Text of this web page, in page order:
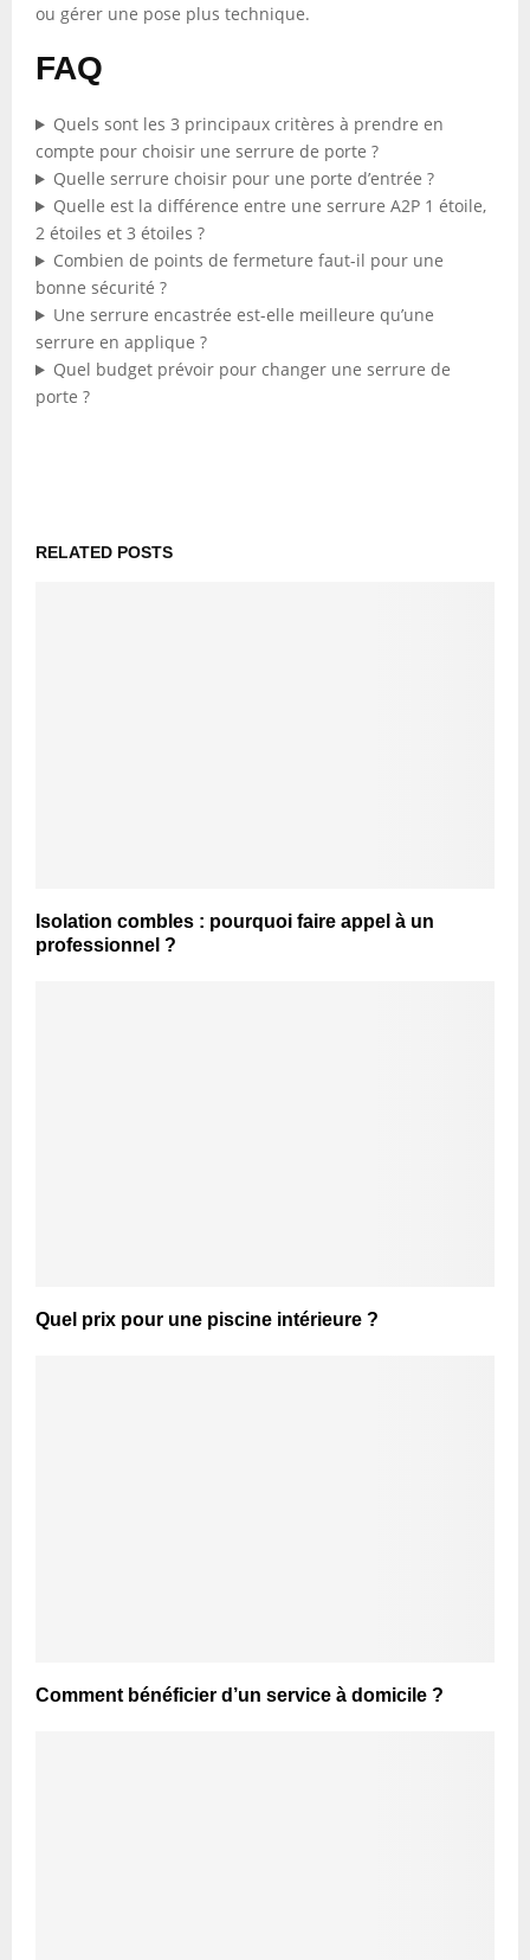
ou gérer une pose plus technique.
FAQ
Quels sont les 3 principaux critères à prendre en
compte pour choisir une serrure de porte ?
Quelle serrure choisir pour une porte d’entrée ?
Quelle est la différence entre une serrure A2P 1 étoile,
2 étoiles et 3 étoiles ?
Combien de points de fermeture faut-il pour une
bonne sécurité ?
Une serrure encastrée est-elle meilleure qu’une
serrure en applique ?
Quel budget prévoir pour changer une serrure de
porte ?
RELATED POSTS
Isolation combles : pourquoi faire appel à un
professionnel ?
Quel prix pour une piscine intérieure ?
Comment bénéficier d’un service à domicile ?